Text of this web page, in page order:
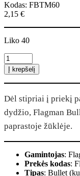
Kodas: FBTM60
2,15 €
Liko 40
produkto
kiekis:
Šeryklėlė
Flagman
Bullet
Tube
M
Į krepšelį
Dėl stipriai į priekį
dydžio, Flagman
paprastoje žūklėje.
Gamintojas:
Prekės kodas:
Tipas: Bullet